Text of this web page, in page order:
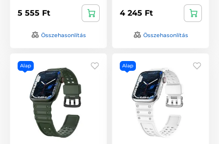
5 555 Ft
Összehasonlítás
4 245 Ft
Összehasonlítás
Alap Alap